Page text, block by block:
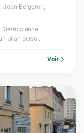
Jean Bergeron,
Diététicienne
bilan perso...
Voir